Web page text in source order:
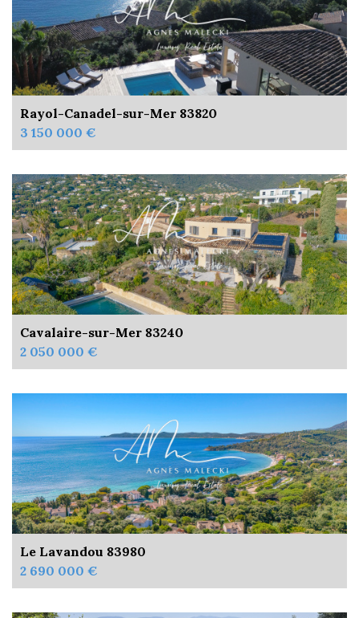
Rayol-Canadel-sur-Mer 83820
3 150 000 €
Cavalaire-sur-Mer 83240
2 050 000 €
Le Lavandou 83980
2 690 000 €